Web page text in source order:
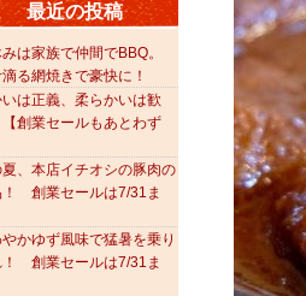
最近の投稿
は家族で仲間でBBQ。
る網焼きで豪快に！
は正義、柔らかいは歓
創業セールもあとわず
夏、本店イチオシの豚肉の
！ 創業セールは7/31ま
やかゆず風味で猛暑を乗り
！ 創業セールは7/31ま